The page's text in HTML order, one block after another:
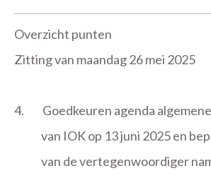
Overzicht punten
Zitting van maandag 26 mei 2025
4.
Goedkeuren agenda
van IOK op 13 juni 2025 en
van de vertegenwoordiger